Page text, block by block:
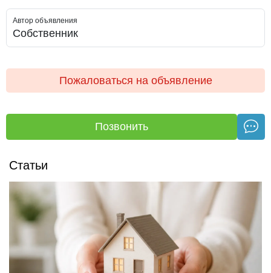
Автор объявления
Собственник
Пожаловаться на объявление
Позвонить
Статьи